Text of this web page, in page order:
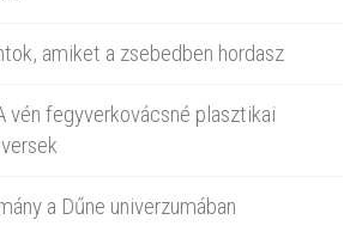
amiket a zsebedben hordasz
vén fegyverkovácsné plasztikai
a Dűne univerzumában